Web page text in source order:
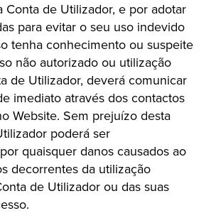
Conta de Utilizador, e por adotar
para evitar o seu uso indevido
tenha conhecimento ou suspeite
não autorizado ou utilização
de Utilizador, deverá comunicar
imediato através dos contactos
Website. Sem prejuízo desta
poderá ser
quaisquer danos causados ao
decorrentes da utilização
de Utilizador ou das suas